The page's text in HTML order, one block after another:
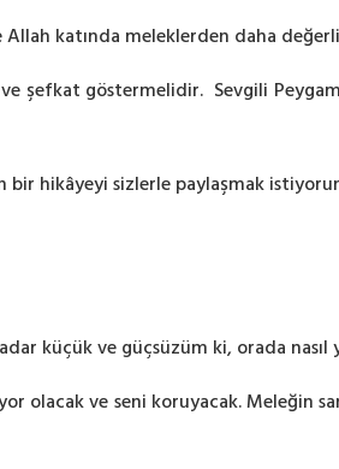
katında meleklerden daha
ve şefkat göstermelidir. Sevgili
bir hikâyeyi sizlerle paylaşmak
küçük ve güçsüzüm ki, orada nasıl
olacak ve seni koruyacak. Meleğin